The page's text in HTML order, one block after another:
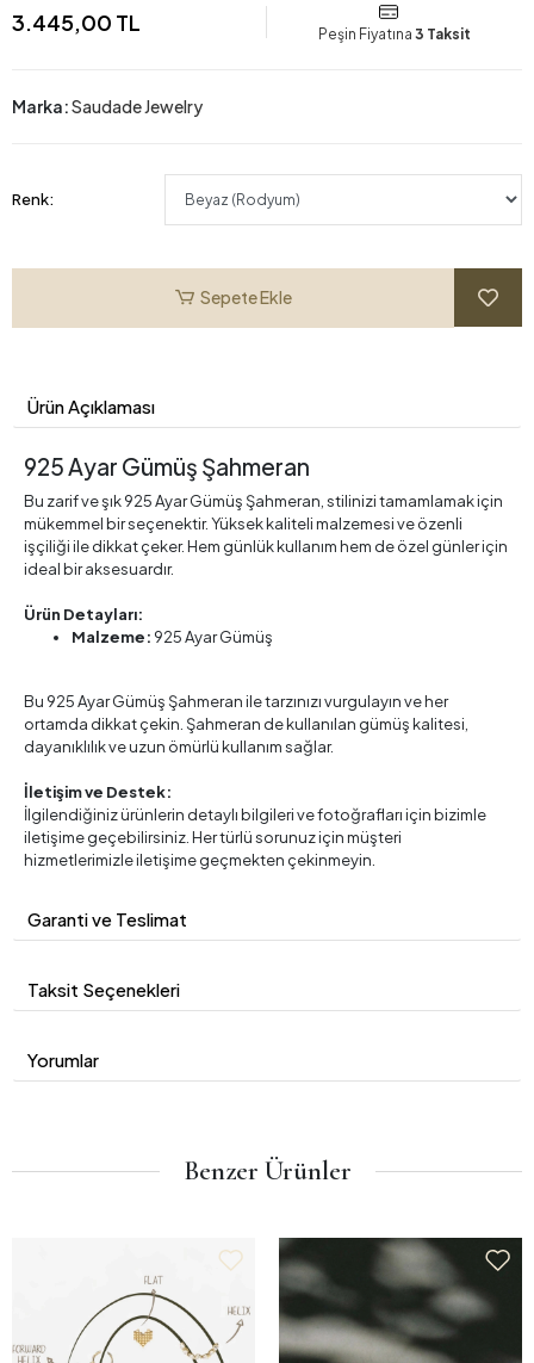
3.445,00 TL Peşin Fiyatına 3 Taksit
Marka:Saudade Jewelry
Renk:
Sepete Ekle
Ürün Açıklaması
925 Ayar Gümüş Şahmeran
Bu zarif ve şık 925 Ayar Gümüş Şahmeran, stilinizi tamamlamak için
mükemmel bir seçenektir. Yüksek kaliteli malzemesi ve özenli
işçiliği ile dikkat çeker. Hem günlük kullanım hem de özel günler için
ideal bir aksesuardır.
Ürün Detayları:
Malzeme: 925 Ayar Gümüş
Bu 925 Ayar Gümüş Şahmeran ile tarzınızı vurgulayın ve her
ortamda dikkat çekin. Şahmeran de kullanılan gümüş kalitesi,
dayanıklılık ve uzun ömürlü kullanım sağlar.
İletişim ve Destek:
İlgilendiğiniz ürünlerin detaylı bilgileri ve fotoğrafları için bizimle
iletişime geçebilirsiniz. Her türlü sorunuz için müşteri
hizmetlerimizle iletişime geçmekten çekinmeyin.
Garanti ve Teslimat
Taksit Seçenekleri
Yorumlar
Benzer Ürünler